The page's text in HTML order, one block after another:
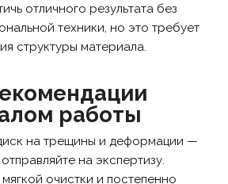
отличного результата без
техники, но это требует
структуры материала.
работы
на трещины и деформации —
на экспертизу.
очистки и постепенно